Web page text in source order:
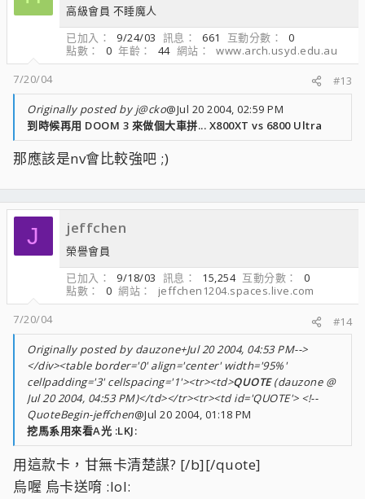
高級會員 不睡魔人
已加入
9/24/03 訊息 661 互動分數
0
點數
0 年齡 44 網站
www.arch.usyd.edu.au
7/20/04
#13
Originally posted by j@cko@Jul 20 2004, 02:59 PM
到時候再用 DOOM 3 來做個大車拼... X800XT vs 6800 Ultra
那應該是nv會比較強吧 ;)
J jeffchen
榮譽會員
已加入
9/18/03 訊息 15,254 互動分數
0
點數
0 網站
jeffchen1204.spaces.live.com
7/20/04
#14
Originally posted by dauzone+Jul 20 2004, 04:53 PM-->
</div><table border='0' align='center' width='95%'
cellpadding='3' cellspacing='1'><tr><td>QUOTE(dauzone @
Jul 20 2004, 04:53 PM)</td></tr><tr><td id='QUOTE'> <!--
QuoteBegin-jeffchen@Jul 20 2004, 01:18 PM
挖馬系用來看A光 :LKJ:
用這款卡，甘無卡清楚謀? [/b][/quote]
烏喔 烏卡送唷 :lol: